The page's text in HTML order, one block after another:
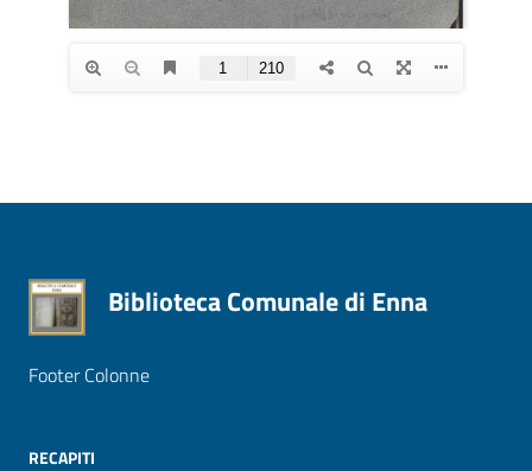
Biblioteca Comunale di Enna
Footer Colonne
RECAPITI